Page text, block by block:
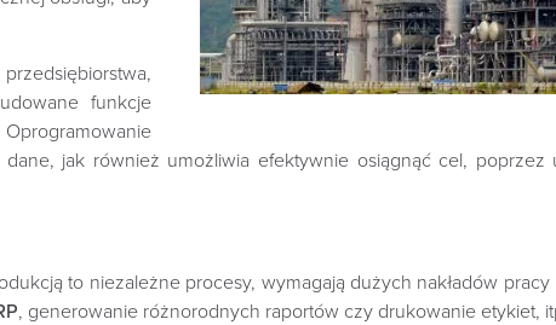
funkcje
jak również umożliwia efektywnie osiągnąć cel,
to niezależne procesy, wymagają dużych nakładów
, generowanie różnorodnych raportów czy drukowanie etykiet,